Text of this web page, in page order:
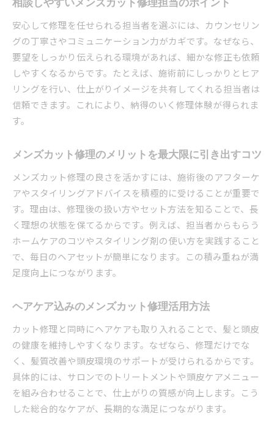
相談しやすいメンズカット修理担当のポイント
安心して修理を任せられる担当者を選ぶには、カウンセリン
グの丁寧さやコミュニケーション力がカギです。なぜなら、
要望をしっかり伝えられる環境があれば、細かな修正も依頼
しやすくなるからです。たとえば、施術前にしっかりとヒア
リングを行い、仕上がりイメージを共有してくれる担当者は
信頼できます。これにより、納得のいく修理体験が得られま
す。
メンズカット修理のメリットを最大限に引き出すコツ
メンズカット修理の良さを活かすには、施術後のアフターケ
アやスタイリングアドバイスを積極的に受けることが重要で
す。理由は、修理後の扱い方やセット方法を知ることで、長
く理想の状態を保てるからです。例えば、担当者からもらう
ホームケアのコツやスタイリング剤の使い方を実践すること
で、毎日のヘアセットが簡単になります。この積み重ねが満
足度向上につながります。
ヘアケア込みのメンズカット修理活用方法
カット修理と同時にヘアケアも取り入れることで、髪と頭皮
の健康を維持しやすくなります。なぜなら、修理だけでな
く、髪質改善や頭皮環境のサポートが受けられるからです。
具体的には、サロンでのトリートメントや頭皮ケアメニュー
を組み合わせることで、仕上がりの質感が向上します。こう
した総合的なケアが、長期的な満足につながります。